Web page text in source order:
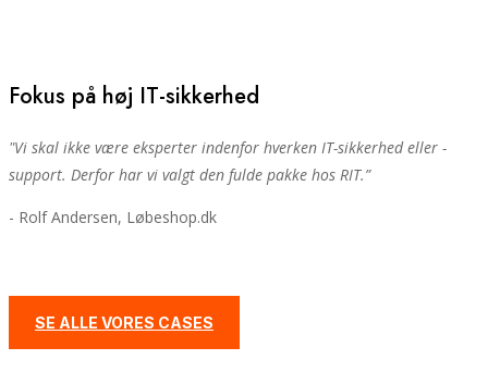
Fokus på høj IT-sikkerhed
"Vi skal ikke være eksperter indenfor hverken IT-sikkerhed eller -
support. Derfor har vi valgt den fulde pakke hos RIT.”
- Rolf Andersen, Løbeshop.dk
SE ALLE VORES CASES